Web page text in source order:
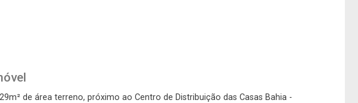
de área terreno, próximo ao Centro de Distribuição das Casas Bahia -